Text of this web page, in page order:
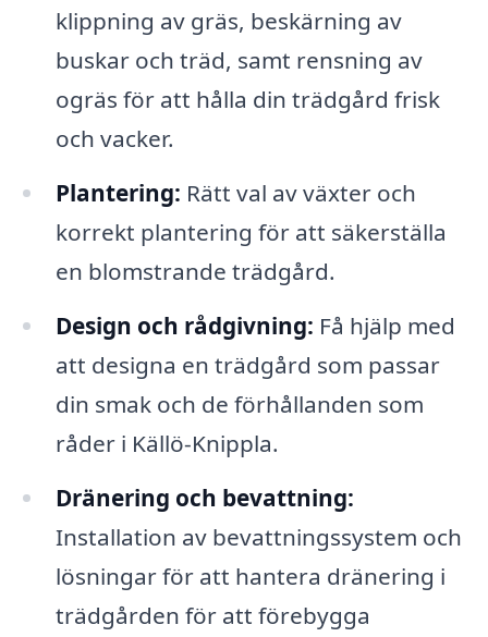
klippning av gräs, beskärning av
buskar och träd, samt rensning av
ogräs för att hålla din trädgård frisk
och vacker.
Plantering: Rätt val av växter och
korrekt plantering för att säkerställa
en blomstrande trädgård.
Design och rådgivning: Få hjälp med
att designa en trädgård som passar
din smak och de förhållanden som
råder i Källö-Knippla.
Dränering och bevattning:
Installation av bevattningssystem och
lösningar för att hantera dränering i
trädgården för att förebygga